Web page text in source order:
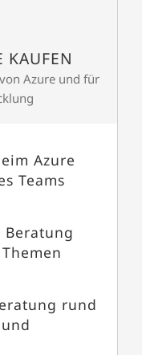
KAUFEN
Azure und für
Azure
Teams
rund